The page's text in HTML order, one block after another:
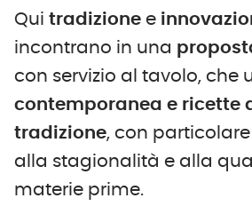
Qui tradizione e
incontrano in una
con servizio al tavolo, che
contemporanea e ricette
tradizione, con
alla stagionalità e alla
materie prime.